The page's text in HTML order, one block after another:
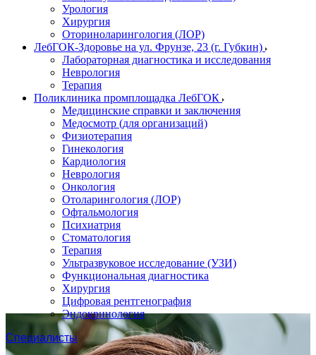
Урология
Хирургия
Оториноларингология (ЛОР)
ЛебГОК-Здоровье на ул. Фрунзе, 23 (г. Губкин)
Лабораторная диагностика и исследования
Неврология
Терапия
Поликлиника промплощадка ЛебГОК
Медицинские справки и заключения
Медосмотр (для организаций)
Физиотерапия
Гинекология
Кардиология
Неврология
Онкология
Отоларингология (ЛОР)
Офтальмология
Психиатрия
Стоматология
Терапия
Ультразвуковое исследование (УЗИ)
Функциональная диагностика
Хирургия
Цифровая рентгенография
Эндокринология
Специалисты